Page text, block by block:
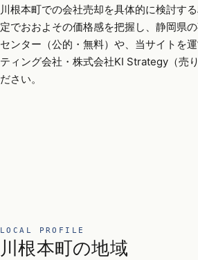
川根本町での会社売却を具体的に検討す
定でおおよその価格感を把握し、静岡県
センター（公的・無料）や、当サイトを
ティング会社・株式会社KI Strategy（売
ださい。
LOCAL PROFILE
川根本町の地域